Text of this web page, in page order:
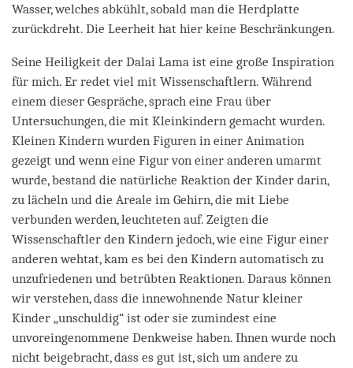
Wasser, welches abkühlt, sobald man die Herdplatte
zurückdreht. Die Leerheit hat hier keine Beschränkungen.
Seine Heiligkeit der Dalai Lama ist eine große Inspiration
für mich. Er redet viel mit Wissenschaftlern. Während
einem dieser Gespräche, sprach eine Frau über
Untersuchungen, die mit Kleinkindern gemacht wurden.
Kleinen Kindern wurden Figuren in einer Animation
gezeigt und wenn eine Figur von einer anderen umarmt
wurde, bestand die natürliche Reaktion der Kinder darin,
zu lächeln und die Areale im Gehirn, die mit Liebe
verbunden werden, leuchteten auf. Zeigten die
Wissenschaftler den Kindern jedoch, wie eine Figur einer
anderen wehtat, kam es bei den Kindern automatisch zu
unzufriedenen und betrübten Reaktionen. Daraus können
wir verstehen, dass die innewohnende Natur kleiner
Kinder „unschuldig“ ist oder sie zumindest eine
unvoreingenommene Denkweise haben. Ihnen wurde noch
nicht beigebracht, dass es gut ist, sich um andere zu